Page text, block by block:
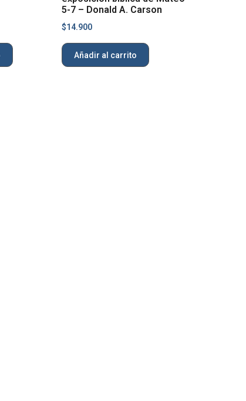
5-7 – Donald A. Carson
$14.900
Añadir al carrito